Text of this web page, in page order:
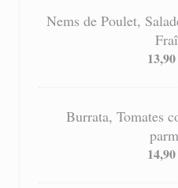
Nems de Poulet,
Burrata, Tomates